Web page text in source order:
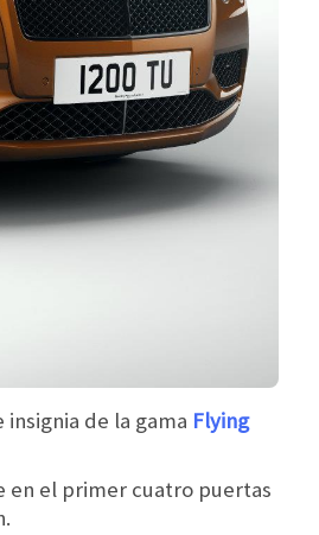
de la gama Flying
en el primer cuatro puertas